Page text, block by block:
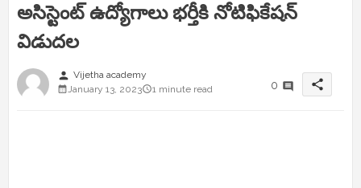
అసిస్టెంట్ ఉద్యోగాలు భర్తీకి నోటిఫికేషన్
విడుదల
person Vijetha academy
January 13, 2023
1 minute read 0 share